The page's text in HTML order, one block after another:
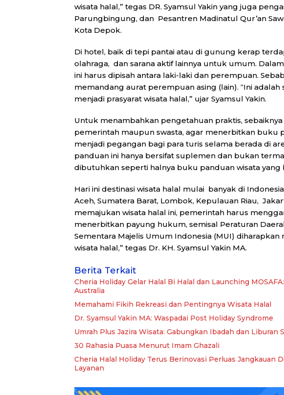
wisata halal,” tegas DR. Syamsul Yakin yang juga
Parungbingung, dan Pesantren Madinatul Qur’an
Kota Depok.
Di hotel, baik di tepi pantai atau di gunung kerap
olahraga, dan sarana aktif lainnya untuk umum.
ini harus dipisah antara laki-laki dan perempuan.
memandang aurat perempuan asing (lain). “Ini
menjadi prasyarat wisata halal,” ujar Syamsul Yakin.
Untuk menambahkan pengetahuan praktis,
pemerintah maupun swasta, agar menerbitkan buku
menjadi pegangan bagi para turis selama berada di
panduan ini hanya bersifat suplemen dan bukan
dibutuhkan seperti halnya buku panduan wisata yang
Hari ini destinasi wisata halal mulai banyak di
Aceh, Sumatera Barat, Lombok, Kepulauan Riau,
memajukan wisata halal ini, pemerintah harus
menerbitkan payung hukum, semisal Peraturan
Sementara Majelis Umum Indonesia (MUI)
wisata halal,” tegas Dr. KH. Syamsul Yakin MA.
Berita Terkait
Cheria Holiday Gelar Halal Bi Halal dan Launching
Australia
Memahami Fikih Rekreasi dan Pentingnya Wisata Halal
Dr. Syamsul Yakin MA: Waspadai Post Holiday Syndrome
Umrah Plus Jazira Wisata: Gabungkan Ibadah dan Liburan
30 Rahasia Puasa Menurut Imam Ghazali
Cheria Halal Holiday Terus Berinovasi Perluas Jangkauan
Layanan